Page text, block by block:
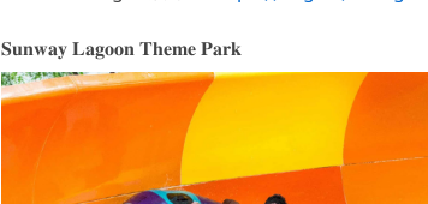
𝐒𝐮𝐧𝐰𝐚𝐲 𝐋𝐚𝐠𝐨𝐨𝐧 𝐓𝐡𝐞𝐦𝐞 𝐏𝐚𝐫𝐤